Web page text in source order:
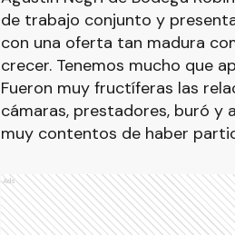
de trabajo conjunto y
con una oferta tan madura
crecer. Tenemos mucho que
Fueron muy fructíferas las
cámaras, prestadores, buró y
muy contentos de haber
Ads